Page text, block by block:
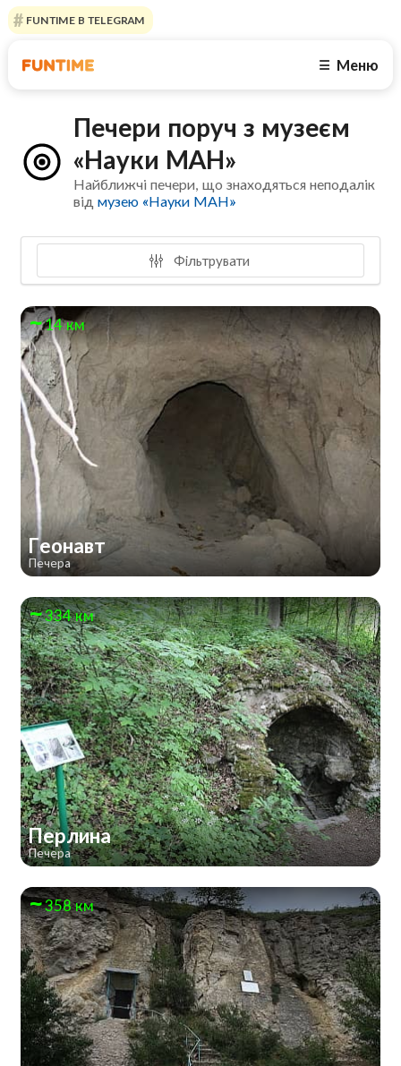
FUNTIME В TELEGRAM
☰ Меню
Печери поруч з музеєм
«Науки МАН»
Найближчі печери, що знаходяться неподалік
відмузею «Науки МАН»
Фільтрувати
14 км
Геонавт
Печера
334 км
Перлина
Печера
358 км